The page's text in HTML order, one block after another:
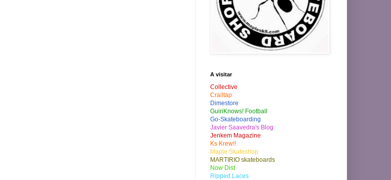
A visitar
Collective
Crailtap
Dimestore
GuiriKnows! Football
Go-Skateboarding
Javier Saavedra's Blog
Jenkem Magazine
Ks Krew!!
Maple Skateshop
MARTIRIO skateboards
Now Dist
Ripped Laces